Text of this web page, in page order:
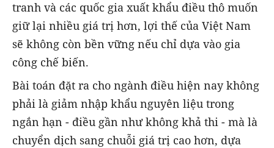
tranh và các quốc gia xuất khẩu điều thô muốn
giữ lại nhiều giá trị hơn, lợi thế của Việt Nam
sẽ không còn bền vững nếu chỉ dựa vào gia
công chế biến.
Bài toán đặt ra cho ngành điều hiện nay không
phải là giảm nhập khẩu nguyên liệu trong
ngắn hạn - điều gần như không khả thi - mà là
chuyển dịch sang chuỗi giá trị cao hơn, dựa